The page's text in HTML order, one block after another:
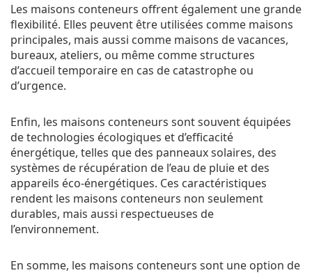
Les maisons conteneurs offrent également une grande
flexibilité. Elles peuvent être utilisées comme maisons
principales, mais aussi comme maisons de vacances,
bureaux, ateliers, ou même comme structures
d’accueil temporaire en cas de catastrophe ou
d’urgence.
Enfin, les maisons conteneurs sont souvent équipées
de technologies écologiques et d’efficacité
énergétique, telles que des panneaux solaires, des
systèmes de récupération de l’eau de pluie et des
appareils éco-énergétiques. Ces caractéristiques
rendent les maisons conteneurs non seulement
durables, mais aussi respectueuses de
l’environnement.
En somme, les maisons conteneurs sont une option de